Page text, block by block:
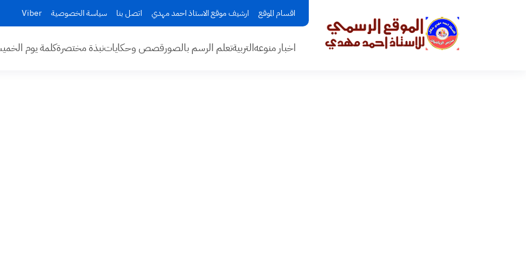
اقسام الموقع ارشيف موقع الاستاذ احمد مهدي اتصل بنا سياسة الخصوصية Viber
اخبار منوعهالتربيةتعلم الرسم بالصورقصص وحكاياتنبذة مختصرةكلمة يوم